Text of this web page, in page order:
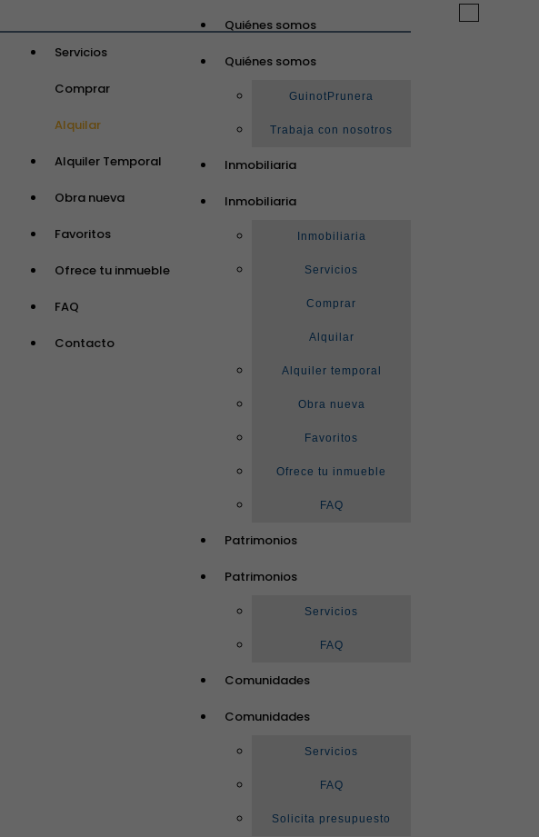
Toggle
Quiénes somos
Quiénes somos
GuinotPrunera
Trabaja con nosotros
Inmobiliaria
Inmobiliaria
Inmobiliaria
Servicios
Comprar
Alquilar
Alquiler temporal
Obra nueva
Favoritos
Ofrece tu inmueble
FAQ
Patrimonios
Patrimonios
Servicios
FAQ
Comunidades
Comunidades
Servicios
FAQ
Solicita presupuesto
Servicios
Comprar
Alquilar
Alquiler Temporal
Obra nueva
Favoritos
Ofrece tu inmueble
FAQ
Contacto